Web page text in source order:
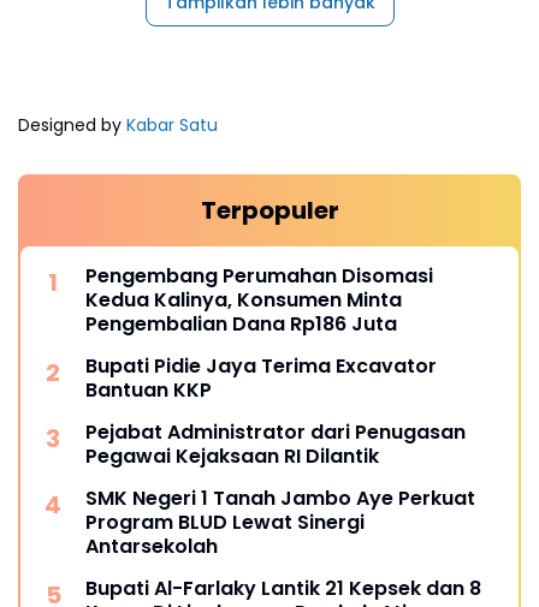
Designed by Kabar Satu
Terpopuler
Pengembang Perumahan Disomasi
Kedua Kalinya, Konsumen Minta
Pengembalian Dana Rp186 Juta
Bupati Pidie Jaya Terima Excavator
Bantuan KKP
Pejabat Administrator dari Penugasan
Pegawai Kejaksaan RI Dilantik
SMK Negeri 1 Tanah Jambo Aye Perkuat
Program BLUD Lewat Sinergi
Antarsekolah
Bupati Al-Farlaky Lantik 21 Kepsek dan 8